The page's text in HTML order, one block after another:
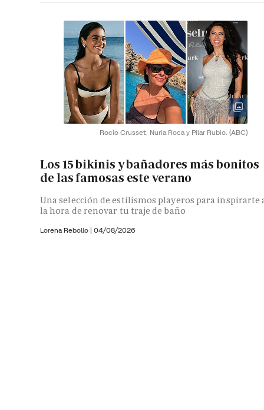
Rocío Crusset, Nuria Roca y Pilar Rubio. (ABC)
Los 15 bikinis y bañadores más bonitos
de las famosas este verano
Una selección de estilismos playeros para inspirarte
la hora de renovar tu traje de baño
Lorena Rebollo | 04/08/2026